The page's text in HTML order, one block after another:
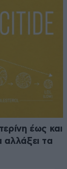
έως και
αλλάξει τα